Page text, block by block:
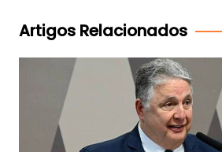
Post
Artigos Relacionados